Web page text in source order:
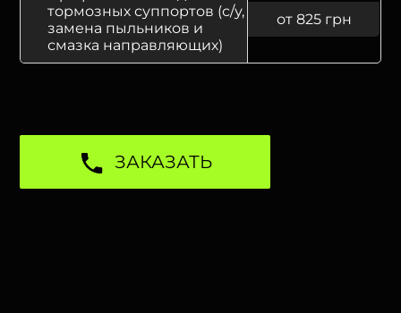
тормозных суппортов (с/у,
замена пыльников и
смазка направляющих)
от 825 грн
ЗАКАЗАТЬ